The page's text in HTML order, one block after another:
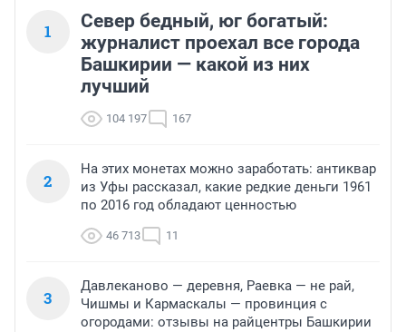
1
Север бедный, юг богатый:
журналист проехал все города
Башкирии — какой из них
лучший
104 197 167
2
На этих монетах можно заработать: антиквар
из Уфы рассказал, какие редкие деньги 1961
по 2016 год обладают ценностью
46 713 11
3
Давлеканово — деревня, Раевка — не рай,
Чишмы и Кармаскалы — провинция с
огородами: отзывы на райцентры Башкирии